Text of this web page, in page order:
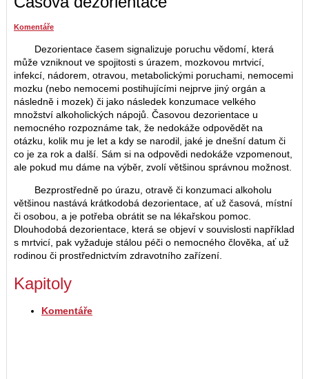
Komentáře
Dezorientace časem signalizuje poruchu vědomí, která
může vzniknout ve spojitosti s úrazem, mozkovou mrtvicí,
infekcí, nádorem, otravou, metabolickými poruchami, nemocemi
mozku (nebo nemocemi postihujícími nejprve jiný orgán a
následně i mozek) či jako následek konzumace velkého
množství alkoholických nápojů. Časovou dezorientace u
nemocného rozpoznáme tak, že nedokáže odpovědět na
otázku, kolik mu je let a kdy se narodil, jaké je dnešní datum či
co je za rok a další. Sám si na odpovědi nedokáže vzpomenout,
ale pokud mu dáme na výběr, zvolí většinou správnou možnost.
Bezprostředně po úrazu, otravě či konzumaci alkoholu
většinou nastává krátkodobá dezorientace, ať už časová, místní
či osobou, a je potřeba obrátit se na lékařskou pomoc.
Dlouhodobá dezorientace, která se objeví v souvislosti například
s mrtvicí, pak vyžaduje stálou péči o nemocného člověka, ať už
rodinou či prostřednictvím zdravotního zařízení.
Kapitoly
Komentáře